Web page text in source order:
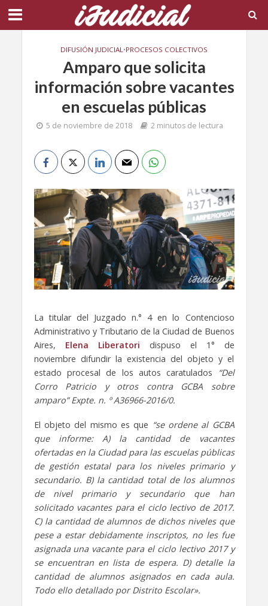
DIFUSIÓN JUDICIAL•PROCESOS COLECTIVOS
Amparo que solicita
información sobre vacantes
en escuelas públicas
5 de noviembre de 2018 2 minutos de lectura
La titular del Juzgado n.° 4 en lo Contencioso
Administrativo y Tributario de la Ciudad de Buenos
Aires, Elena Liberatori
dispuso el 1° de
noviembre difundir la existencia del objeto y el
estado procesal de los autos caratulados “Del
Corro Patricio y otros contra GCBA sobre
amparo” Expte. n. º A36966-2016/0.
El objeto del mismo es que “se ordene al GCBA
que informe: A) la cantidad de vacantes
ofertadas en la Ciudad para las escuelas públicas
de gestión estatal para los niveles primario y
secundario. B) la cantidad total de los alumnos
de nivel primario y secundario que han
solicitado vacantes para el ciclo lectivo de 2017.
C) la cantidad de alumnos de dichos niveles que
pese a estar debidamente inscriptos, no les fue
asignada una vacante para el ciclo lectivo 2017 y
se encuentran en lista de espera. D) detalle la
cantidad de alumnos asignados en cada aula.
Todo ello detallado por Distrito Escolar».